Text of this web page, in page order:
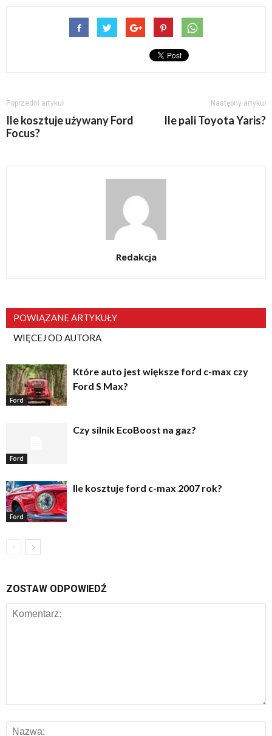
Poprzedni artykuł
Ile kosztuje używany Ford
Focus?
Następny artykuł
Ile pali Toyota Yaris?
Redakcja
POWIĄZANE ARTYKUŁY
WIĘCEJ OD AUTORA
Ford
Które auto jest większe ford c-max czy
Ford S Max?
Ford
Czy silnik EcoBoost na gaz?
Ford
Ile kosztuje ford c-max 2007 rok?
ZOSTAW ODPOWIEDŹ